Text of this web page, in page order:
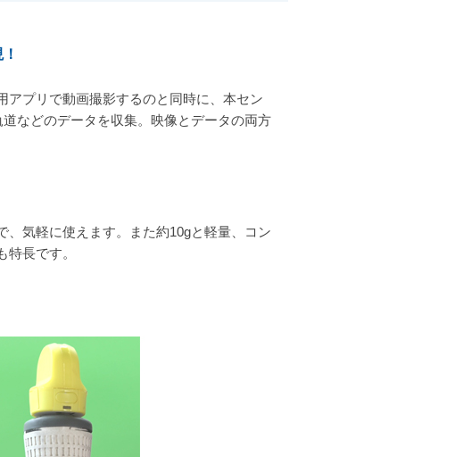
プリで動画撮影するのと同時に、本セン
などのデータを収集。映像とデータの両方
気軽に使えます。また約10gと軽量、コン
長です。